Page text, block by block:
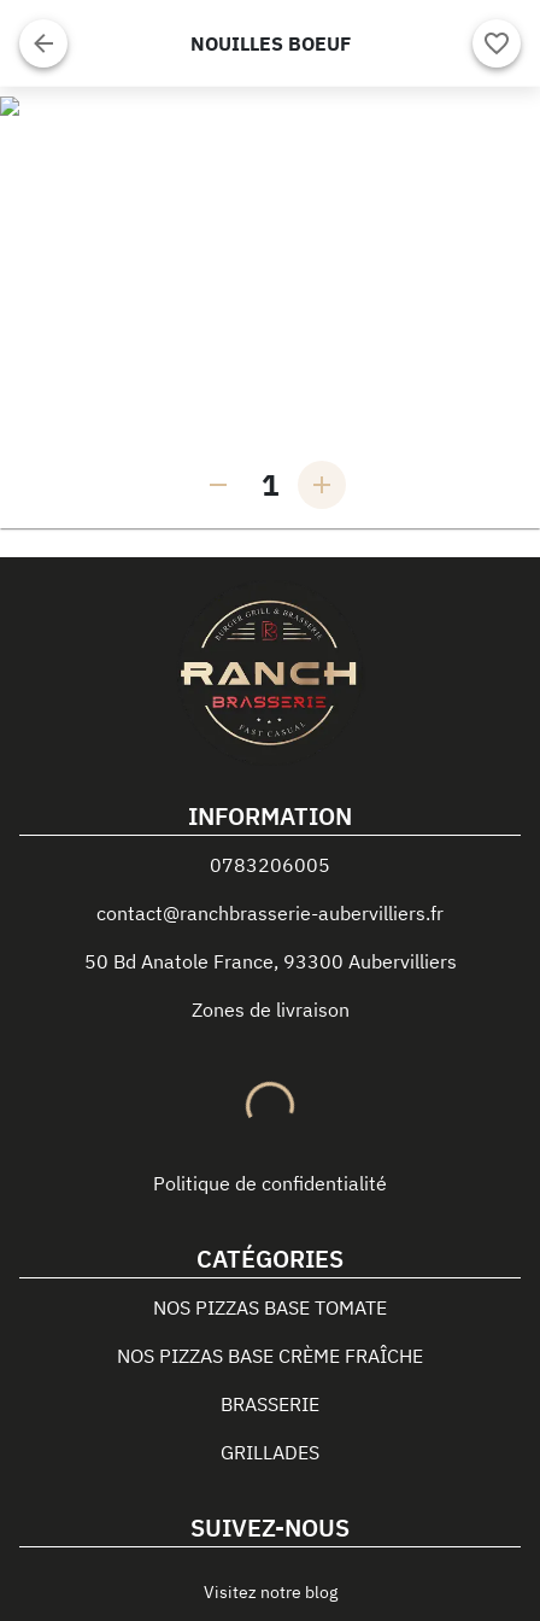
NOUILLES BOEUF
1
INFORMATION
0783206005
contact@ranchbrasserie-aubervilliers.fr
50 Bd Anatole France, 93300 Aubervilliers
Zones de livraison
Politique de confidentialité
CATÉGORIES
NOS PIZZAS BASE TOMATE
NOS PIZZAS BASE CRÈME FRAÎCHE
BRASSERIE
GRILLADES
SUIVEZ-NOUS
Visitez notre blog